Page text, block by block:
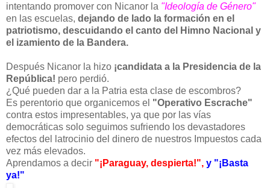
intentando promover con Nicanor la "Ideología de Género"
en las escuelas, dejando de lado la formación en el
patriotismo, descuidando el canto del Himno Nacional y
el izamiento de la Bandera.
Después Nicanor la hizo ¡candidata a la Presidencia de la
República! pero perdió.
¿Qué pueden dar a la Patria esta clase de escombros?
Es perentorio que organicemos el "Operativo Escrache"
contra estos impresentables, ya que por las vías
democráticas solo seguimos sufriendo los devastadores
efectos del latrocinio del dinero de nuestros Impuestos cada
vez más elevados.
Aprendamos a decir "¡Paraguay, despierta!", y "¡Basta
ya!"